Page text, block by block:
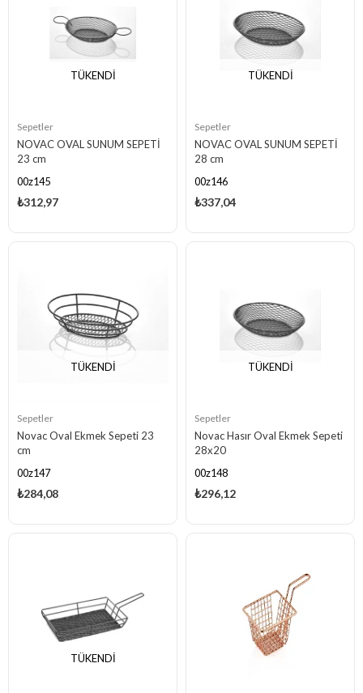
TÜKENDI
Sepetler
NOVAC OVAL SUNUM SEPETİ
23 cm
00z145
₺312,97
TÜKENDI
Sepetler
NOVAC OVAL SUNUM SEPETİ
28 cm
00z146
₺337,04
TÜKENDI
Sepetler
Novac Oval Ekmek Sepeti 23
cm
00z147
₺284,08
TÜKENDI
Sepetler
Novac Hasır Oval Ekmek Sepeti
28x20
00z148
₺296,12
TÜKENDI